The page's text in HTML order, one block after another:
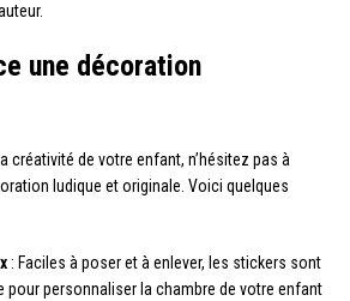
une décoration
créativité de votre enfant, n’hésitez pas à
ludique et originale. Voici quelques
: Faciles à poser et à enlever, les stickers sont
pour personnaliser la chambre de votre enfant